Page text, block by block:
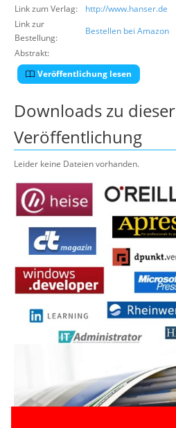
Link zum Verlag:
http://www.hanser.de
Link zur
Bestellung:
Bestellen bei Amazon
Abstrakt:
Veröffentlichung lesen
Downloads zu dieser
Veröffentlichung
Leider keine Dateien vorhanden.